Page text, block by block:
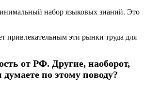
набор языковых знаний. Это
привлекательным эти рынки труда для
от РФ. Другие, наоборот,
по этому поводу?